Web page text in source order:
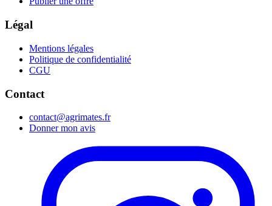
Légal
Mentions légales
Politique de confidentialité
CGU
Contact
contact@agrimates.fr
Donner mon avis